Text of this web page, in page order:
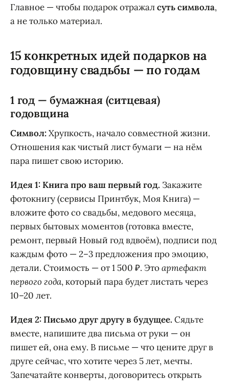
Главное — чтобы подарок отражалсуть символа,
а не только материал.
15 конкретных идей подарков на
годовщину свадьбы — по годам
1 год — бумажная (ситцевая)
годовщина
Символ:Хрупкость, начало совместной жизни.
Отношения как чистый лист бумаги — на нём
пара пишет свою историю.
Идея 1: Книга про ваш первый год. Закажите
фотокнигу (сервисы Принтбук, Моя Книга) —
вложите фото со свадьбы, медового месяца,
первых бытовых моментов (готовка вместе,
ремонт, первый Новый год вдвоём), подписи под
каждым фото — 2–3 предложения про эмоцию,
детали. Стоимость — от 1 500 ₽. Этоартефакт
первого года, который пара будет листать через
10–20 лет.
Идея 2: Письмо друг другу в будущее. Сядьте
вместе, напишите два письма от руки — он
пишет ей, она ему. В письме — что цените друг в
друге сейчас, что хотите через 5 лет, мечты.
Запечатайте конверты, договоритесь открыть